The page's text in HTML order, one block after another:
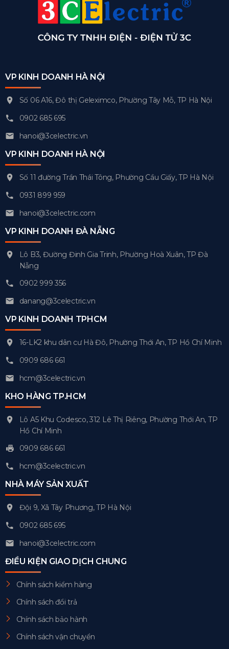
VP KINH DOANH HÀ NỘI
Số 06 A16, Đô thị Geleximco, Phường Tây Mỗ, TP Hà Nội
0902 685 695
hanoi@3celectric.vn
VP KINH DOANH HÀ NỘI
Số 11 đường Trần Thái Tông, Phường Cầu Giấy, TP Hà Nội
0931 899 959
hanoi@3celectric.com
VP KINH DOANH ĐÀ NẴNG
Lô B3, Đường Đinh Gia Trinh, Phường Hoà Xuân, TP Đà
Nẵng
0902 999 356
danang@3celectric.vn
VP KINH DOANH TPHCM
16-LK2 khu dân cư Hà Đô, Phường Thới An, TP Hồ Chí Minh
0909 686 661
hcm@3celectric.vn
KHO HÀNG TP.HCM
Lô A5 Khu Codesco, 312 Lê Thị Riêng, Phường Thới An, TP
Hồ Chí Minh
0909 686 661
hcm@3celectric.vn
NHÀ MÁY SẢN XUẤT
Đội 9, Xã Tây Phương, TP Hà Nội
0902 685 695
hanoi@3celectric.com
ĐIỀU KIỆN GIAO DỊCH CHUNG
Chính sách kiểm hàng
Chính sách đổi trả
Chính sách bảo hành
Chính sách vận chuyển